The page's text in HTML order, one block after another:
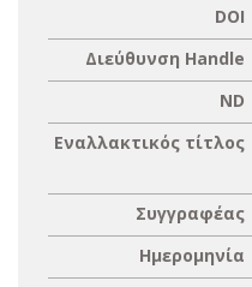
DOI
Διεύθυνση Handle
ND
Εναλλακτικός τίτλος
Συγγραφέας
Ημερομηνία